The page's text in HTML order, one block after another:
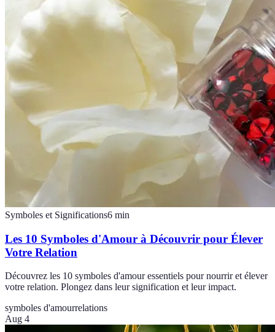
Symboles et Significations6 min
Les 10 Symboles d'Amour à Découvrir pour Élever
Votre Relation
Découvrez les 10 symboles d'amour essentiels pour nourrir et élever
votre relation. Plongez dans leur signification et leur impact.
symboles d'amourrelations
Aug 4